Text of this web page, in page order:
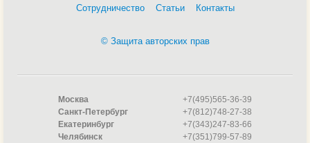
Сотрудничество Статьи Контакты
© Защита авторских прав
Москва
+7(495)565-36-39
Санкт-Петербург
+7(812)748-27-38
Екатеринбург
+7(343)247-83-66
Челябинск
+7(351)799-57-89